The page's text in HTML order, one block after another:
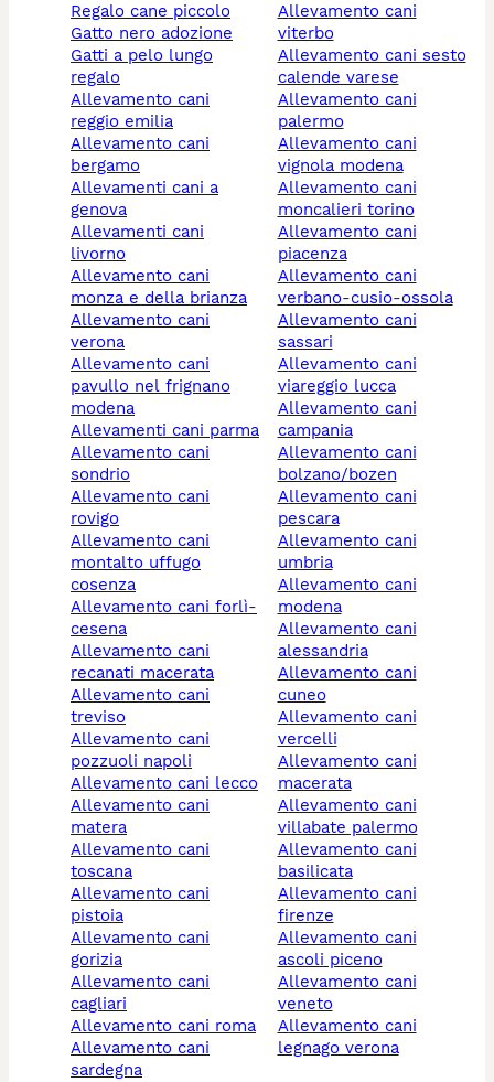
regalo cane piccolo
gatto nero adozione
gatti a pelo lungo
regalo
allevamento cani
reggio emilia
allevamento cani
bergamo
allevamenti cani a
genova
allevamenti cani
livorno
allevamento cani
monza e della brianza
allevamento cani
verona
allevamento cani
pavullo nel frignano
modena
allevamenti cani parma
allevamento cani
sondrio
allevamento cani
rovigo
allevamento cani
montalto uffugo
cosenza
allevamento cani forlì-
cesena
allevamento cani
recanati macerata
allevamento cani
treviso
allevamento cani
pozzuoli napoli
allevamento cani lecco
allevamento cani
matera
allevamento cani
toscana
allevamento cani
pistoia
allevamento cani
gorizia
allevamento cani
cagliari
allevamento cani roma
allevamento cani
sardegna
allevamento cani
viterbo
allevamento cani sesto
calende varese
allevamento cani
palermo
allevamento cani
vignola modena
allevamento cani
moncalieri torino
allevamento cani
piacenza
allevamento cani
verbano-cusio-ossola
allevamento cani
sassari
allevamento cani
viareggio lucca
allevamento cani
campania
allevamento cani
bolzano/bozen
allevamento cani
pescara
allevamento cani
umbria
allevamento cani
modena
allevamento cani
alessandria
allevamento cani
cuneo
allevamento cani
vercelli
allevamento cani
macerata
allevamento cani
villabate palermo
allevamento cani
basilicata
allevamento cani
firenze
allevamento cani
ascoli piceno
allevamento cani
veneto
allevamento cani
legnago verona